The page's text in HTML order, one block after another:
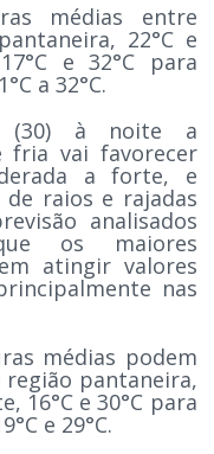
médias entre
22°C e
e 32°C para
a 32°C.
(30) à noite a
fria vai favorecer
a forte, e
de raios e rajadas
analisados
os maiores
atingir valores
nas
médias podem
região pantaneira,
16°C e 30°C para
e 29°C.